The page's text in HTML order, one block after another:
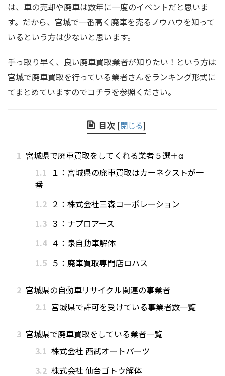
は、車の売却や廃車は数年に一度のイベントだと思いま
す。だから、宮城で一番高く廃車を売るノウハウを知って
いるという方は少ないと思います。
手っ取り早く、良い廃車買取業者が知りたい！という方は
宮城で廃車買取を行っている業者さんをランキング形式に
てまとめていますのでコチラを参照ください。
目次 [閉じる]
1 宮城県で廃車買取をしてくれる業者５選＋α
1.1 １：宮城県の廃車買取はカーネクストが一
番
1.2 ２：株式会社三森コーポレーション
1.3 ３：ナプロアース
1.4 ４：泉自動車解体
1.5 ５：廃車買取専門店ロハス
2 宮城県の自動車リサイクル関連の事業者
2.1 宮城県で許可を受けている事業者数一覧
3 宮城県で廃車買取をしている業者一覧
3.1 株式会社 西武オートパーツ
3.2 株式会社 仙台ゴトウ解体